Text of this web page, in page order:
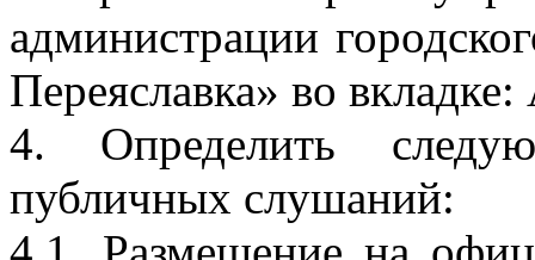
администрации
Переяславка» во
4. Определить
публичных слушаний: